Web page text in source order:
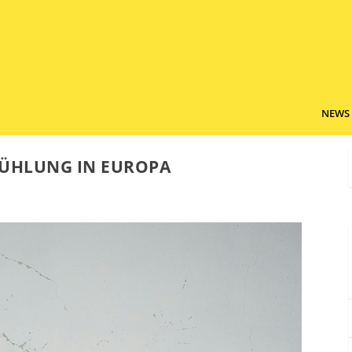
NEWS
IN EUROPA